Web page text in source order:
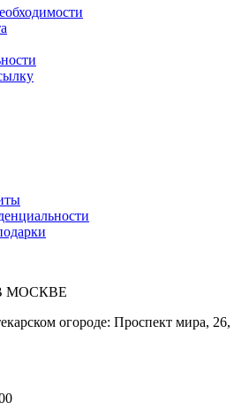
МОСКВЕ
огороде: Проспект мира, 26,